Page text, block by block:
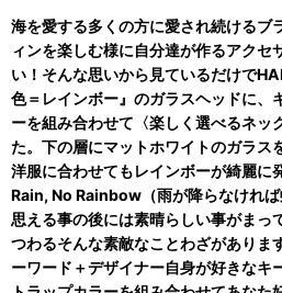
海を愛する多くの方に愛され続けるブ
ィンを楽しむ様に自分達が作るアクセ
い！そんな思いから見ているだけで
色＝レインボー』のガラスヘッドに、
ーを組み合わせて〈楽しく選べるネッ
た。下の層にマットホワイトのガラス
洋服に合わせてもレインボーが綺麗に
Rain, No Rainbow（雨が降らなけれ
思える事の後には素晴らしい事がまっ
つわるそんな素敵なことわざがありま
ーワード＋デザイナー自身が好きなキ